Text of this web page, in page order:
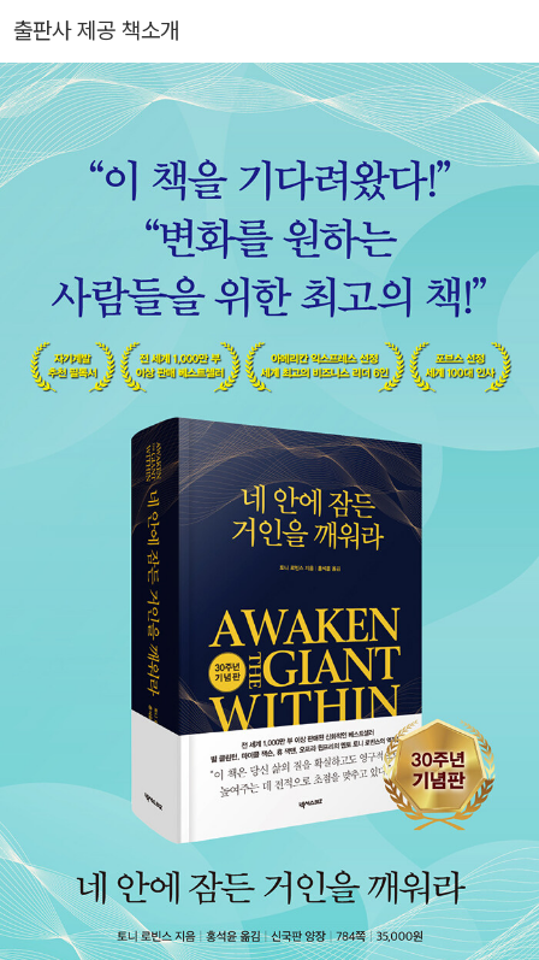
계적으로 1천만 부 이상 팔렸다. 세계 정상급 운동선수부터 연예인,
《포천》 500대 기업 최고경영자(CEO), 대통령에 이르기까지 다양
한 인물들이 그에게서 컨설팅과 코칭을 받는다. 100여 개 비상장 기
업을 창업하거나 초기 투자자로 참여했다. 이들 기업의 연 매출은 70
억 달러가 넘는다. 투자 분야는 탄소중립 수소부터 재생 의학, 피지의
최고급 리조트와 스파에 이르기까지 다양하다. 구호 단체 피딩 아메
리카(Feeding America)와 함께 필요한 사람에게 10억 끼니의 식사
를 제공했고, 이제 목표를 높여 1천억 끼니 제공에 도전하고 있다. 2
만 8천 명이 인신매매의 공포에서 벗어날 수 있도록 힘을 보탰고, 인
도에서 25만 명 이상에게 깨끗한 물을 공급하고 있다.
출판사 제공 책소개